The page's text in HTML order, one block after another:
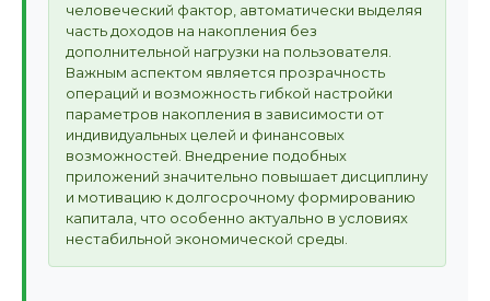
человеческий фактор, автоматически выделяя
часть доходов на накопления без
дополнительной нагрузки на пользователя.
Важным аспектом является прозрачность
операций и возможность гибкой настройки
параметров накопления в зависимости от
индивидуальных целей и финансовых
возможностей. Внедрение подобных
приложений значительно повышает дисциплину
и мотивацию к долгосрочному формированию
капитала, что особенно актуально в условиях
нестабильной экономической среды.